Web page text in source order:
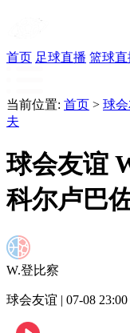
首页 足球直播 篮球直
当前位置: 首页 > 球
夫
球会友谊
科尔卢巴
W.登比察
球会友谊 | 07-08 23:00